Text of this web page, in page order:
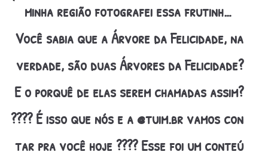
minha região fotografei essa frutinh…
Você sabia que a Árvore da Felicidade, na
verdade, são duas Árvores da Felicidade?
E o porquê de elas serem chamadas assim?
???? É isso que nós e a @tuim.br vamos con
tar pra você hoje ???? Esse foi um conteú